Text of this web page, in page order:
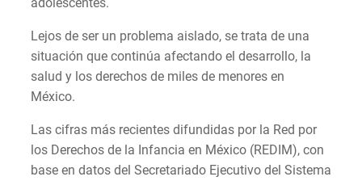
Lejos de ser un problema aislado, se trata de una
situación que continúa afectando el desarrollo, la
salud y los derechos de miles de menores en
México.
Las cifras más recientes difundidas por la Red por
los Derechos de la Infancia en México (REDIM), con
base en datos del Secretariado Ejecutivo del Sistema